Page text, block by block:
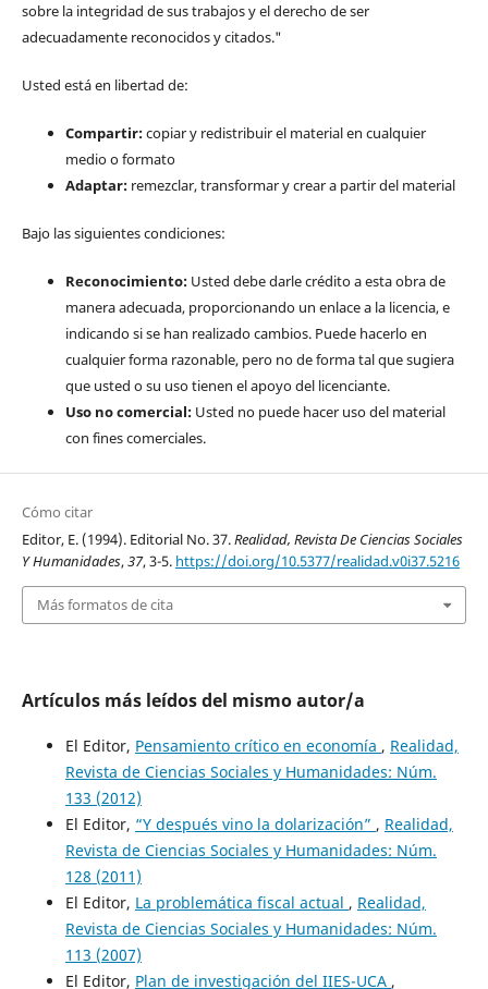
sobre la integridad de sus trabajos y el derecho de ser
adecuadamente reconocidos y citados."
Usted está en libertad de:
Compartir:copiar y redistribuir el material en cualquier
medio o formato
Adaptar:remezclar, transformar y crear a partir del material
Bajo las siguientes condiciones:
Reconocimiento:Usted debe darle crédito a esta obra de
manera adecuada, proporcionando un enlace a la licencia, e
indicando si se han realizado cambios. Puede hacerlo en
cualquier forma razonable, pero no de forma tal que sugiera
que usted o su uso tienen el apoyo del licenciante.
Uso no comercial:Usted no puede hacer uso del material
con fines comerciales.
Cómo citar
Editor, E. (1994). Editorial No. 37.Realidad, Revista De Ciencias Sociales
Y Humanidades,37, 3-5. https://doi.org/10.5377/realidad.v0i37.5216
Más formatos de cita
Artículos más leídos del mismo autor/a
El Editor, Pensamiento crítico en economía , Realidad,
Revista de Ciencias Sociales y Humanidades: Núm.
133 (2012)
El Editor, “Y después vino la dolarización” , Realidad,
Revista de Ciencias Sociales y Humanidades: Núm.
128 (2011)
El Editor, La problemática fiscal actual , Realidad,
Revista de Ciencias Sociales y Humanidades: Núm.
113 (2007)
El Editor, Plan de investigación del IIES-UCA ,